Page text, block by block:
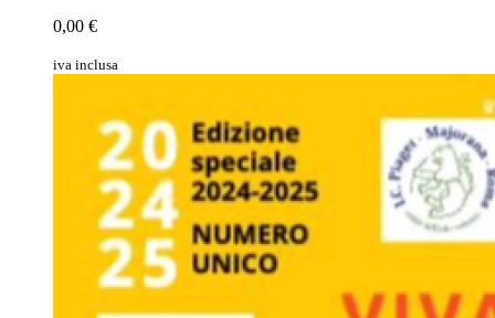
0,00 €
iva inclusa